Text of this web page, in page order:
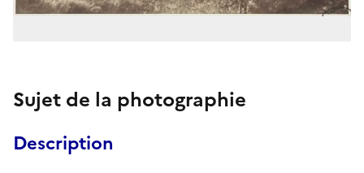
Sujet de la photographie
Description